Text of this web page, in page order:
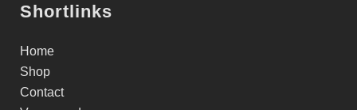
Shortlinks
Home
Shop
Contact